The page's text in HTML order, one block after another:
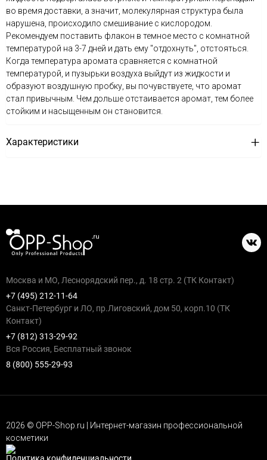
во время доставки, а значит, молекулярная структура была
нарушена, происходило смешивание с кислородом.
Рекомендуем поставить флакон в темное место с комнатной
температурой на 3-7 дней и дать ему "отдохнуть", отстояться.
Когда температура аромата сравняется с комнатной
температурой, и пузырьки воздуха выйдут из жидкости и
образуют воздушную пробку, вы почувствуете, что аромат
стал привычным. Чем дольше отстаивается аромат, тем более
стойким и насыщенным он становится.
Характеристики
Москва и МО, Леснорядский пер., д. 18 стр. 2 (ТК Контакт)
+7 (495) 212-11-64
Санкт-Петербург и ЛО, пр.Лиговский, дом 50, корп.10 (ТК
Контакт)
+7 (812) 313-29-92
Вся Россия, Бесплатный звонок
8 (800) 555-29-93
2026 © OPP-Shop.ru | Интернет-магазин профессиональной
косметики